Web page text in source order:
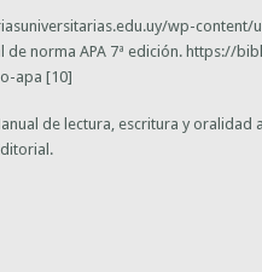
wp-
norma APA 7ª edición. https://
apa [10]
de lectura, escritura y